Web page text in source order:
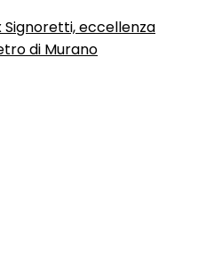
Signoretti, eccellenza
di Murano